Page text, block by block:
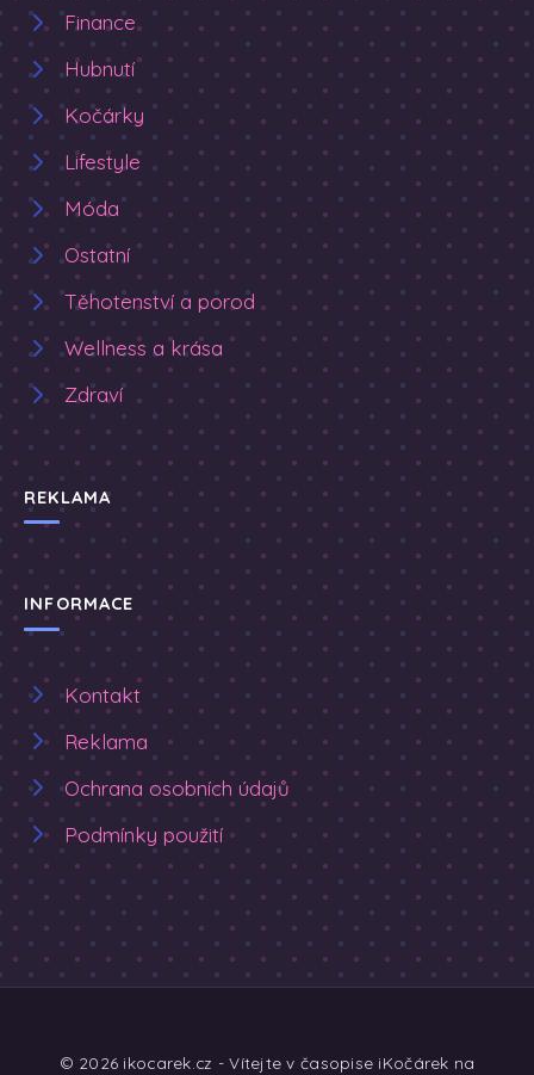
Finance
Hubnutí
Kočárky
Lifestyle
Móda
Ostatní
Těhotenství a porod
Wellness a krása
Zdraví
REKLAMA
INFORMACE
Kontakt
Reklama
Ochrana osobních údajů
Podmínky použití
© 2026 ikocarek.cz - Vítejte v časopise iKočárek na